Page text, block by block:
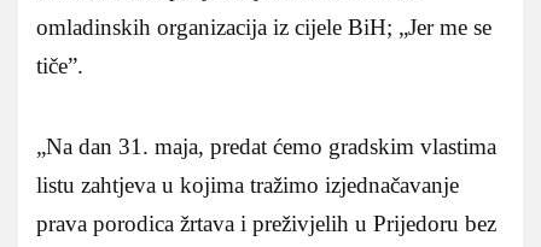
omladinskih organizacija iz cijele BiH; „Jer me se
tiče”.
„Na dan 31. maja, predat ćemo gradskim vlastima
listu zahtjeva u kojima tražimo izjednačavanje
prava porodica žrtava i preživjelih u Prijedoru bez